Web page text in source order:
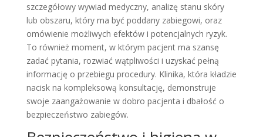
szczegółowy wywiad medyczny, analizę stanu skóry
lub obszaru, który ma być poddany zabiegowi, oraz
omówienie możliwych efektów i potencjalnych ryzyk.
To również moment, w którym pacjent ma szansę
zadać pytania, rozwiać wątpliwości i uzyskać pełną
informację o przebiegu procedury. Klinika, która kładzie
nacisk na kompleksową konsultację, demonstruje
swoje zaangażowanie w dobro pacjenta i dbałość o
bezpieczeństwo zabiegów.